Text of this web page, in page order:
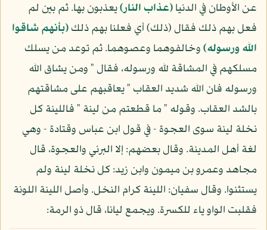
عن الأوطان في الدنيا(عذاب النار)يعذبون بها. ثم بين لم
فعل بهم ذلك فقال (ذلك) أي فعلنا بهم ذلك(بأنهم شاقوا
الله ورسوله)وخالفوهما وعصوهما. ثم توعد من يسلك
مسلكهم في المشاقة لله ورسوله، فقال " ومن يشاق الله
ورسوله فان الله شديد العقاب " يعاقبهم على مشاقتهم
بالشد العقاب. وقوله " ما قطعتم من لينة " فاللينة كل
نخلة لينة سوى العجوة - في قول ابن عباس وقتادة - وهي
لغة أهل المدينة. وقال بعضهم: إلا البرني والعجوة، قال
مجاهد وعمرو بن ميمون وابن زيد: كل نخلة لينة ولم
يستثنوا. وقال سفيان: اللينة كرام النخل. وأصل اللينة اللونة
فقلبت الواو ياء للكسرة. ويجمع ليانا، قال ذو الرمة: